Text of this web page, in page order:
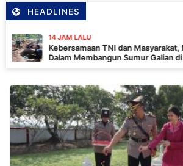
HEADLINES
14 JAM LALU
Kebersamaan TNI dan Masyarakat, Menjadi
Dalam Membangun Sumur Galian di Wanam